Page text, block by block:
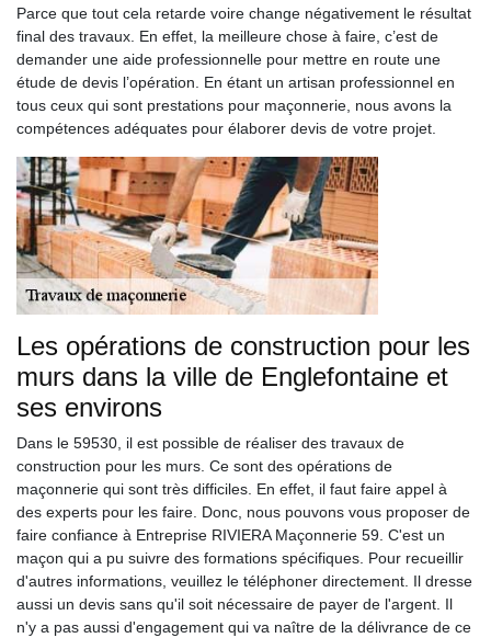
Parce que tout cela retarde voire change négativement le résultat
final des travaux. En effet, la meilleure chose à faire, c’est de
demander une aide professionnelle pour mettre en route une
étude de devis l’opération. En étant un artisan professionnel en
tous ceux qui sont prestations pour maçonnerie, nous avons la
compétences adéquates pour élaborer devis de votre projet.
Les opérations de construction pour les
murs dans la ville de Englefontaine et
ses environs
Dans le 59530, il est possible de réaliser des travaux de
construction pour les murs. Ce sont des opérations de
maçonnerie qui sont très difficiles. En effet, il faut faire appel à
des experts pour les faire. Donc, nous pouvons vous proposer de
faire confiance à Entreprise RIVIERA Maçonnerie 59. C'est un
maçon qui a pu suivre des formations spécifiques. Pour recueillir
d'autres informations, veuillez le téléphoner directement. Il dresse
aussi un devis sans qu'il soit nécessaire de payer de l'argent. Il
n'y a pas aussi d'engagement qui va naître de la délivrance de ce